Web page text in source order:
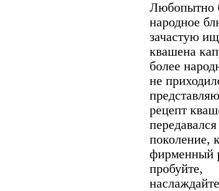
Любопытно
народное
зачастую
квашена
более
не
рецепт
поколение,
фирменный
пробуйте,